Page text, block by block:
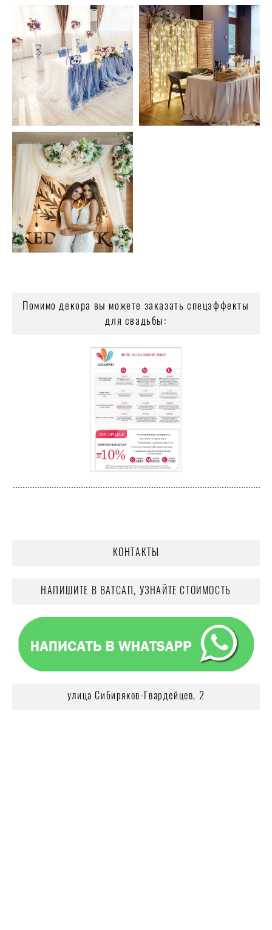
Помимо декора вы можете заказать спецэффекты
для свадьбы:
КОНТАКТЫ
НАПИШИТЕ В ВАТСАП, УЗНАЙТЕ СТОИМОСТЬ
улица Сибиряков-Гвардейцев, 2